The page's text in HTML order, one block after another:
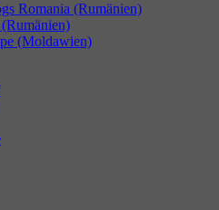
Romania (Rumänien)
(Moldawien)